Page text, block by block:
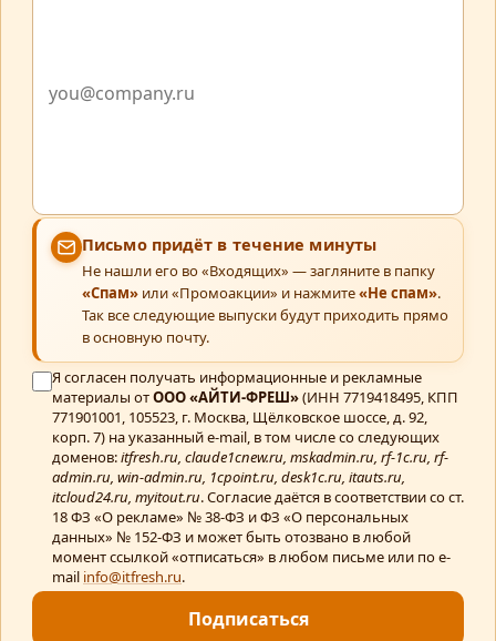
Письмо придёт в течение минуты
Не нашли его во «Входящих» — загляните в папку
«Спам» или «Промоакции» и нажмите«Не спам».
Так все следующие выпуски будут приходить прямо
в основную почту.
Я согласен получать информационные и рекламные
материалы отООО «АЙТИ-ФРЕШ»(ИНН 7719418495, КПП
771901001, 105523, г. Москва, Щёлковское шоссе, д. 92,
корп. 7) на указанный e-mail, в том числе со следующих
доменов:itfresh.ru, claude1cnew.ru, mskadmin.ru, rf-1c.ru, rf-
admin.ru, win-admin.ru, 1cpoint.ru, desk1c.ru, itauts.ru,
itcloud24.ru, myitout.ru. Согласие даётся в соответствии со ст.
18 ФЗ «О рекламе» № 38-ФЗ и ФЗ «О персональных
данных» № 152-ФЗ и может быть отозвано в любой
момент ссылкой «отписаться» в любом письме или по e-
mail info@itfresh.ru.
Подписаться